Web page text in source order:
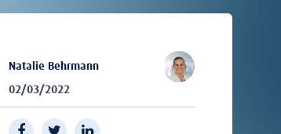
Natalie Behrmann
02/03/2022